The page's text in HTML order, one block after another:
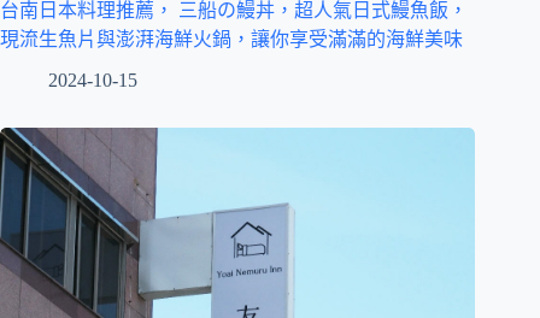
台南日本料理推薦， 三船の鰻丼，超人氣日式鰻魚飯，
現流生魚片與澎湃海鮮火鍋，讓你享受滿滿的海鮮美味
2024-10-15